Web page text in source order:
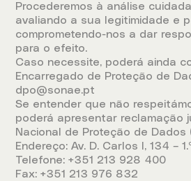
Procederemos à análise
avaliando a sua legitimidade e
comprometendo-nos a dar
para o efeito.
Caso necessite, poderá ainda
Encarregado de Proteção de
dpo@sonae.pt
Se entender que não
poderá apresentar reclamação
Nacional de Proteção de Dados
Endereço: Av. D. Carlos I, 134 –
Telefone: +351 213 928 400
Fax: +351 213 976 832